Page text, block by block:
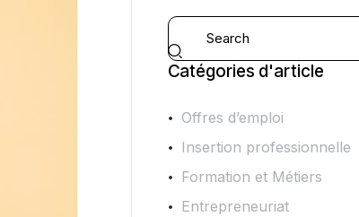
Catégories d'article
Offres d’emploi
Insertion professionnelle
Formation et Métiers
Entrepreneuriat